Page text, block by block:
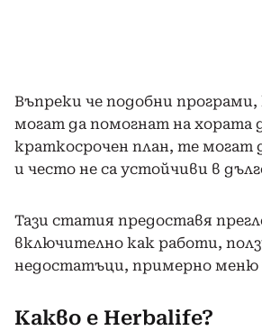
Въпреки че подобни
могат да помогнат на хората
краткосрочен план, те могат
и често не са устойчиви в
Тази статия предоставя
включително как работи,
недостатъци, примерно меню
Какво е Herbalife?